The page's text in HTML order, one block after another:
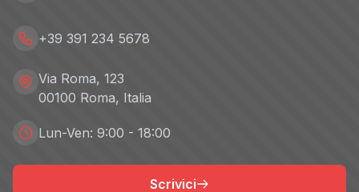
+39 391 234 5678
Via Roma, 123
00100 Roma, Italia
Lun-Ven: 9:00 - 18:00
Scrivici